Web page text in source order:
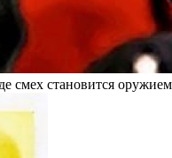
смех становится